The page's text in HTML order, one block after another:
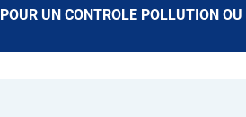
POUR UN CONTROLE POLLUTION